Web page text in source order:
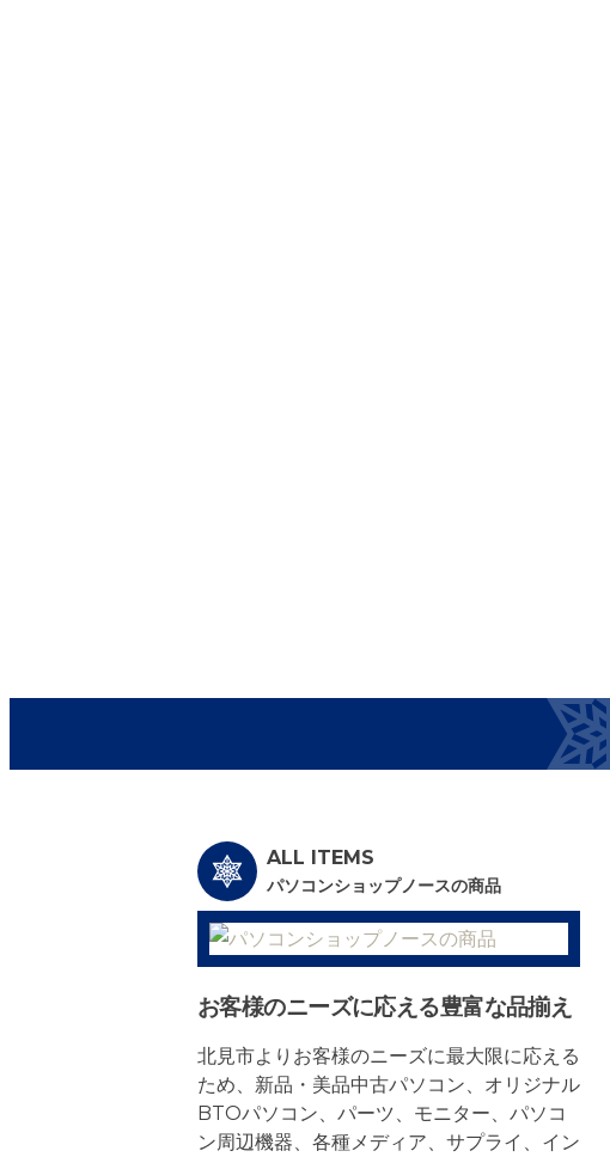
ALL ITEMS
パソコンショップノースの商品
お客様のニーズに応える豊富な品揃え
北見市よりお客様のニーズに最大限に応える
ため、新品・美品中古パソコン、オリジナル
BTOパソコン、パーツ、モニター、パソコ
ン周辺機器、各種メディア、サプライ、イン